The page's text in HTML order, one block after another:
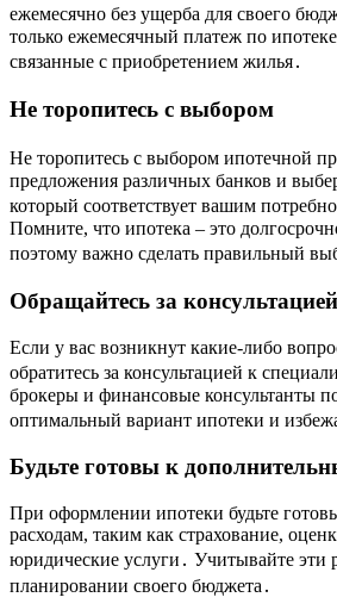
ежемесячно без ущерба для своего
только ежемесячный платеж по
связанные с приобретением жилья․
Не торопитесь с выбором
Не торопитесь с выбором ипотечной
предложения различных банков и
который соответствует вашим
Помните, что ипотека – это
поэтому важно сделать правильный
Обращайтесь за
Если у вас возникнут какие-либо
обратитесь за консультацией к
брокеры и финансовые консультанты
оптимальный вариант ипотеки и
Будьте готовы к
При оформлении ипотеки будьте
расходам, таким как страхование,
юридические услуги․ Учитывайте эти
планировании своего бюджета․